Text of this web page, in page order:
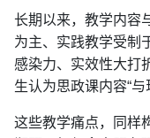
长期以来，教学内容
为主、实践教学受制
感染力、实效性大打
生认为思政课内容“与
这些教学痛点，同样